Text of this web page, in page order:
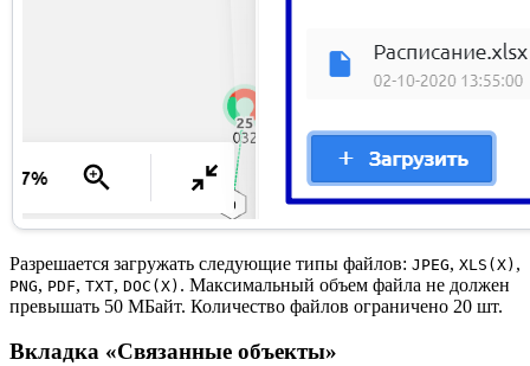
Разрешается загружать следующие типы файлов: JPEG, XLS(X) ,
PNG, PDF, TXT, DOC(X) . Максимальный объем файла не должен
превышать 50 МБайт. Количество файлов ограничено 20 шт.
Вкладка «Связанные объекты»